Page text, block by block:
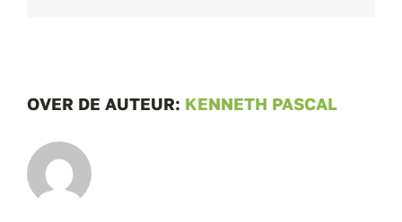
OVER DE AUTEUR: KENNETH PASCAL